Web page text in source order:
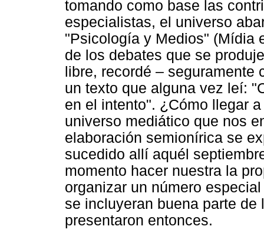
tomando como base las
especialistas, el universo
"Psicología y Medios" (Mídia
de los debates que se
libre, recordé –
un texto que alguna vez leí:
en el intento". ¿Cómo llegar
universo mediático que nos
elaboración semionírica se
sucedido allí aquél
momento hacer nuestra la
organizar un número
se incluyeran buena parte
presentaron entonces.